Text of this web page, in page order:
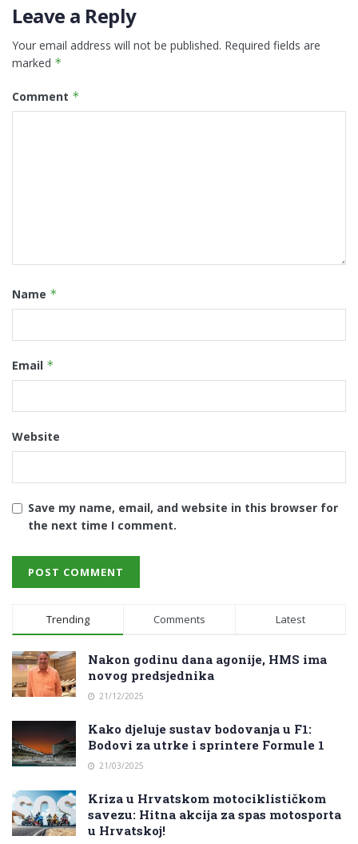
Leave a Reply
Your email address will not be published. Required fields are
marked *
Comment *
Name *
Email *
Website
Save my name, email, and website in this browser for
the next time I comment.
Trending Comments Latest
Nakon godinu dana agonije, HMS ima
novog predsjednika
21/12/2025
Kako djeluje sustav bodovanja u F1:
Bodovi za utrke i sprintere Formule 1
21/03/2025
Kriza u Hrvatskom motociklističkom
savezu: Hitna akcija za spas motosporta
u Hrvatskoj!